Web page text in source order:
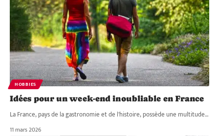
HOBBIES
Idées pour un week-end inoubliable en France
La France, pays de la gastronomie et de l'histoire, possède une multitude…
11 mars 2026